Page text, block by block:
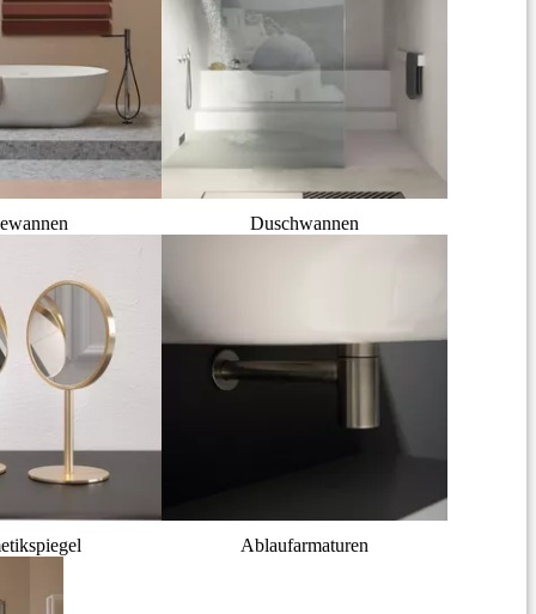
Duschwannen
Ablaufarmaturen